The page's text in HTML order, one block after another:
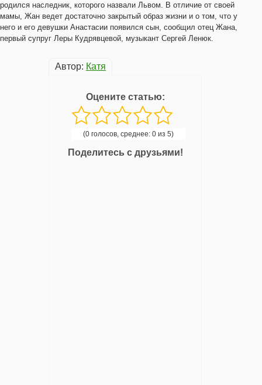
родился наследник, которого назвали Львом. В отличие от своей
мамы, Жан ведет достаточно закрытый образ жизни и о том, что у
него и его девушки Анастасии появился сын, сообщил отец Жана,
первый супруг Леры Кудрявцевой, музыкант Сергей Ленюк.
Автор: Катя
Оцените статью:
(0 голосов, среднее: 0 из 5)
Поделитесь с друзьями!